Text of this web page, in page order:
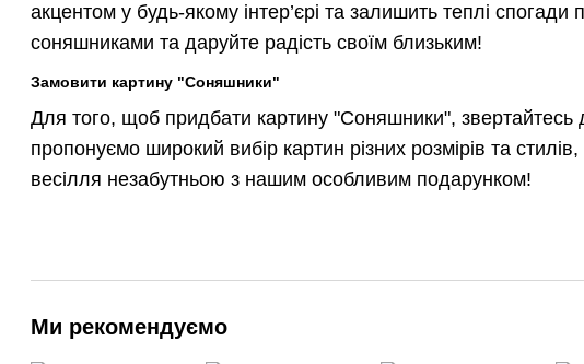
акцентом у будь-якому інтер’єрі та залишить теплі
соняшниками та даруйте радість своїм близьким!
Замовити картину "Соняшники"
Для того, щоб придбати картину "Соняшники", звертайтесь
пропонуємо широкий вибір картин різних розмірів та
весілля незабутньою з нашим особливим подарунком!
Ми рекомендуємо